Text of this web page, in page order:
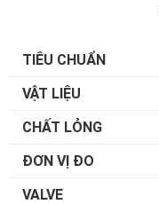
TIÊU CHUẨN
VẬT LIỆU
CHẤT LỎNG
ĐƠN VỊ ĐO
VALVE